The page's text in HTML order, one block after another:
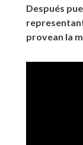
Después
provean la